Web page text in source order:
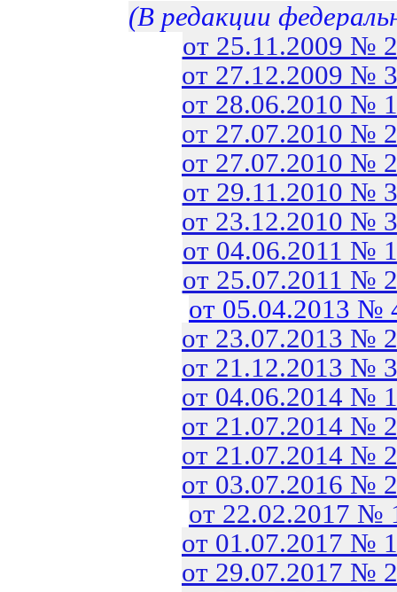
(В редакции
от 25.11.2009 №
от 27.12.2009 №
от 28.06.2010 №
от 27.07.2010 №
от 27.07.2010 №
от 29.11.2010 №
от 23.12.2010 №
от 04.06.2011 №
от 25.07.2011 №
от 05.04.2013 №
от 23.07.2013 №
от 21.12.2013 №
от 04.06.2014 №
от 21.07.2014 №
от 21.07.2014 №
от 03.07.2016 №
от 22.02.2017 №
от 01.07.2017 №
от 29.07.2017 №